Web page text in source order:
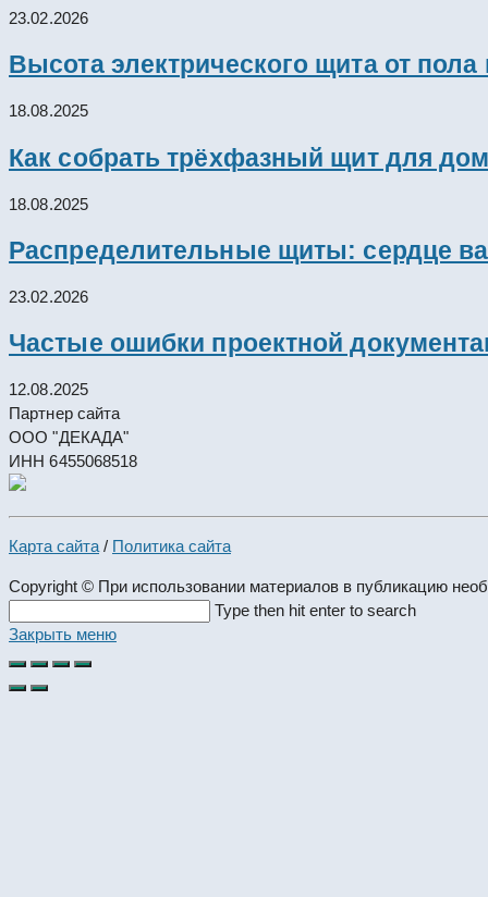
23.02.2026
Высота электрического щита от
18.08.2025
Как собрать трёхфазный щит для
18.08.2025
Распределительные щиты: сердце
23.02.2026
Частые ошибки проектной
12.08.2025
Партнер сайта
ООО "ДЕКАДА"
ИНН 6455068518
Карта сайта/ Политика сайта
Copyright © При использовании материалов в публикацию
this
website
Type then hit enter to search
Закрыть меню